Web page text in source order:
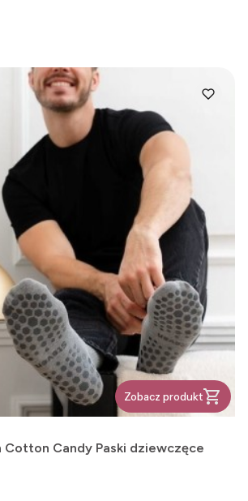
Zobacz produkt
Candy Paski dziewczęce